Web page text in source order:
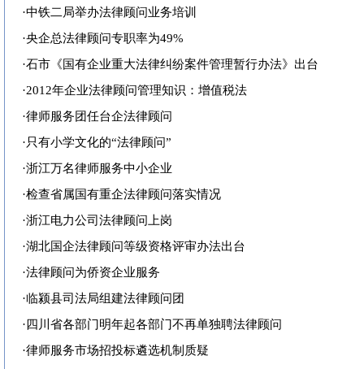
·中铁二局举办法律顾问业务培训
·央企总法律顾问专职率为49%
·石市《国有企业重大法律纠纷案件管理暂行办法》出台
·2012年企业法律顾问管理知识：增值税法
·律师服务团任台企法律顾问
·只有小学文化的“法律顾问”
·浙江万名律师服务中小企业
·检查省属国有重企法律顾问落实情况
·浙江电力公司法律顾问上岗
·湖北国企法律顾问等级资格评审办法出台
·法律顾问为侨资企业服务
·临颍县司法局组建法律顾问团
· 四川省各部门明年起各部门不再单独聘法律顾问
·律师服务市场招投标遴选机制质疑